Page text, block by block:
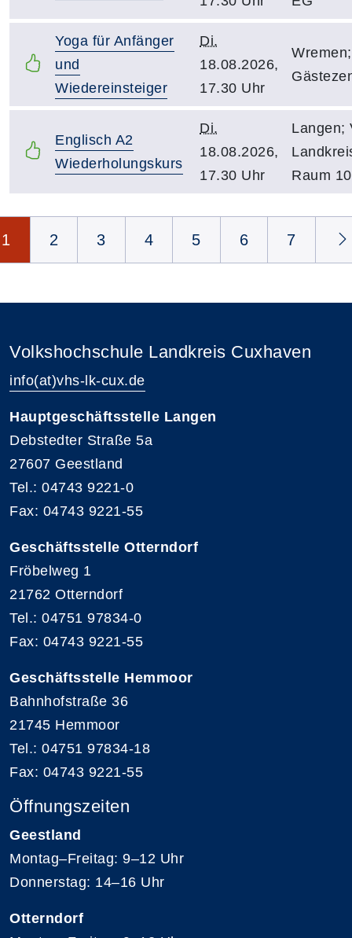
Yoga für Anfänger
und
Wiedereinsteiger
Di.
18.08.2026,
17.30 Uhr
Wremen;
Englisch A2
Wiederholungskurs
Di.
18.08.2026,
17.30 Uhr
Langen;
Raum
1 2 3 4 5 6 7
Volkshochschule Landkreis Cuxhaven
info(at)vhs-lk-cux.de
Hauptgeschäftsstelle Langen
Debstedter Straße 5a
27607 Geestland
Tel.: 04743 9221-0
Fax: 04743 9221-55
Geschäftsstelle Otterndorf
Fröbelweg 1
21762 Otterndorf
Tel.: 04751 97834-0
Fax: 04743 9221-55
Geschäftsstelle Hemmoor
Bahnhofstraße 36
21745 Hemmoor
Tel.: 04751 97834-18
Fax: 04743 9221-55
Öffnungszeiten
Geestland
Montag–Freitag: 9–12 Uhr
Donnerstag: 14–16 Uhr
Otterndorf